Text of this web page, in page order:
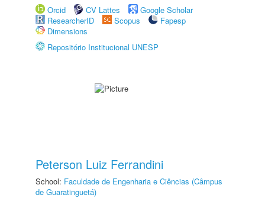
Orcid
CV Lattes
Google Scholar
ResearcherID
Scopus
Fapesp
Dimensions
Repositório Institucional UNESP
Peterson Luiz Ferrandini
School: Faculdade de Engenharia e Ciências (Câmpus
de Guaratinguetá)